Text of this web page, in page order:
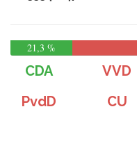
21,3 %
CDA VVD
PvdD
CU